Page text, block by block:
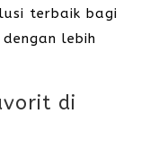
terbaik bagi
lebih
di